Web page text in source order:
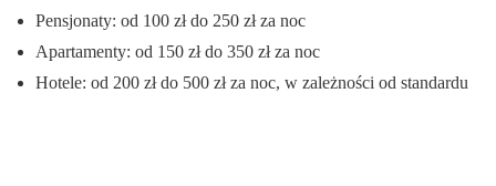
Pensjonaty: od 100 zł do 250 zł za noc
Apartamenty: od 150 zł do 350 zł za noc
Hotele: od 200 zł do 500 zł za noc, w zależności od standardu